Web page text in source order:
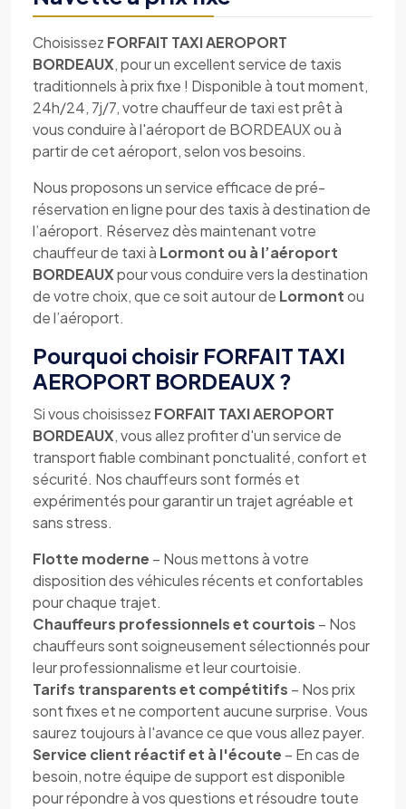
Choisissez FORFAIT TAXI AEROPORT
BORDEAUX, pour un excellent service de taxis
traditionnels à prix fixe ! Disponible à tout moment,
24h/24, 7j/7, votre chauffeur de taxi est prêt à
vous conduire à l'aéroport de BORDEAUX ou à
partir de cet aéroport, selon vos besoins.
Nous proposons un service efficace de pré-
réservation en ligne pour des taxis à destination de
l’aéroport. Réservez dès maintenant votre
chauffeur de taxi à Lormont ou à l’aéroport
BORDEAUXpour vous conduire vers la destination
de votre choix, que ce soit autour de Lormontou
de l’aéroport.
Pourquoi choisir FORFAIT TAXI
AEROPORT BORDEAUX ?
Si vous choisissez FORFAIT TAXI AEROPORT
BORDEAUX, vous allez profiter d'un service de
transport fiable combinant ponctualité, confort et
sécurité. Nos chauffeurs sont formés et
expérimentés pour garantir un trajet agréable et
sans stress.
Flotte moderne – Nous mettons à votre
disposition des véhicules récents et confortables
pour chaque trajet.
Chauffeurs professionnels et courtois – Nos
chauffeurs sont soigneusement sélectionnés pour
leur professionnalisme et leur courtoisie.
Tarifs transparents et compétitifs – Nos prix
sont fixes et ne comportent aucune surprise. Vous
saurez toujours à l'avance ce que vous allez payer.
Service client réactif et à l'écoute – En cas de
besoin, notre équipe de support est disponible
pour répondre à vos questions et résoudre toute